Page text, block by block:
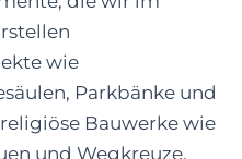
wie
Parkbänke und
Bauwerke wie
und Wegkreuze.